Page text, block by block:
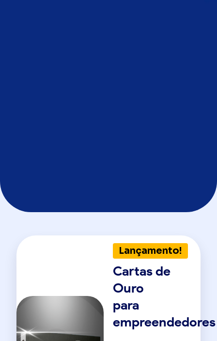
Lançamento!
Cartas de
Ouro
para
empreendedores